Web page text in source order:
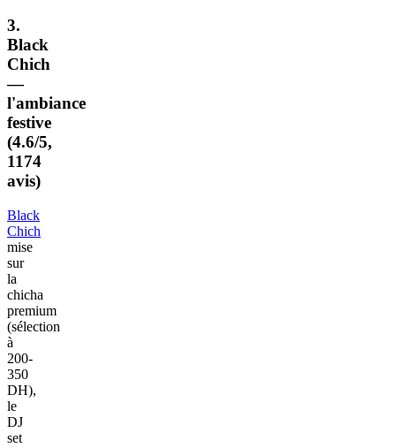
3.
Black
Chich
—
l'ambiance
festive
(4.6/5,
1174
avis)
Black
Chich
mise
sur
la
chicha
premium
(sélection
à
200-
350
DH),
le
DJ
set